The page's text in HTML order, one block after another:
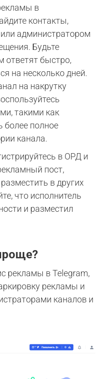
в
контакты,
администратором
Будьте
ответят быстро,
на несколько дней.
на накрутку
такими как
более полное
канала.
в ОРД и
пост,
в других
что исполнитель
и разместил
рекламы в Telegram,
рекламы и
каналов и